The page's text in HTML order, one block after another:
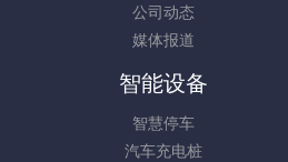
公司动态
媒体报道
智能设备
智慧停车
汽车充电桩